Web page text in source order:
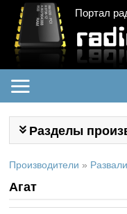
Портал
Разделы
Производители »
Агат